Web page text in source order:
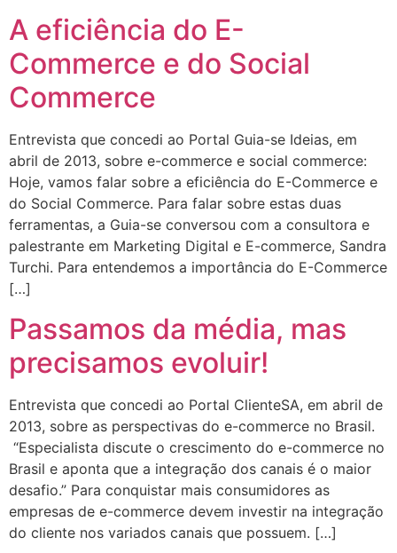
A eficiência do E-
Commerce e do Social
Commerce
Entrevista que concedi ao Portal Guia-se Ideias, em
abril de 2013, sobre e-commerce e social commerce:
Hoje, vamos falar sobre a eficiência do E-Commerce e
do Social Commerce. Para falar sobre estas duas
ferramentas, a Guia-se conversou com a consultora e
palestrante em Marketing Digital e E-commerce, Sandra
Turchi. Para entendemos a importância do E-Commerce
[…]
Passamos da média, mas
precisamos evoluir!
Entrevista que concedi ao Portal ClienteSA, em abril de
2013, sobre as perspectivas do e-commerce no Brasil.
“Especialista discute o crescimento do e-commerce no
Brasil e aponta que a integração dos canais é o maior
desafio.” Para conquistar mais consumidores as
empresas de e-commerce devem investir na integração
do cliente nos variados canais que possuem. […]